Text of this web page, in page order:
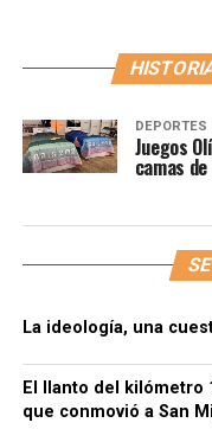
DEPORTES
Juegos
camas
La ideología, una
El llanto del kilómetro
que conmovió a San